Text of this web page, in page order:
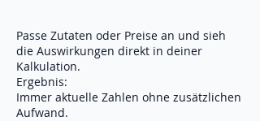
Passe Zutaten oder Preise an und sieh
die Auswirkungen direkt in deiner
Kalkulation.
Ergebnis:
Immer aktuelle Zahlen ohne zusätzlichen
Aufwand.